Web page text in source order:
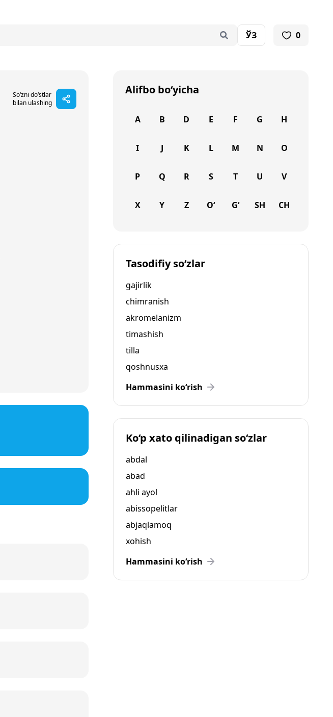
ЎЗ 0
So‘zni do‘stlar
bilan ulashing
Alifbo bo‘yicha
A B D E F G H
I J K L M N O
P Q R S T U V
X Y Z O‘ G‘ SH CH
Tasodifiy so‘zlar
gajirlik
chimranish
akromelanizm
timashish
tilla
qoshnusxa
Hammasini ko‘rish
Ko‘p xato qilinadigan so‘zlar
abdal
abad
ahli ayol
abissopelitlar
abjaqlamoq
xohish
Hammasini ko‘rish